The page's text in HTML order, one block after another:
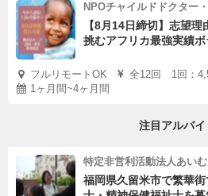
NPOチャイルドドクター
【8月14日締切】志望
挑むアフリカ最強実績
フルリモートOK
全12回 1回：
1ヶ月間~4ヶ月間
注目アルバイ
特定非営利活動法人あいむ
福岡県久留米市で繁華